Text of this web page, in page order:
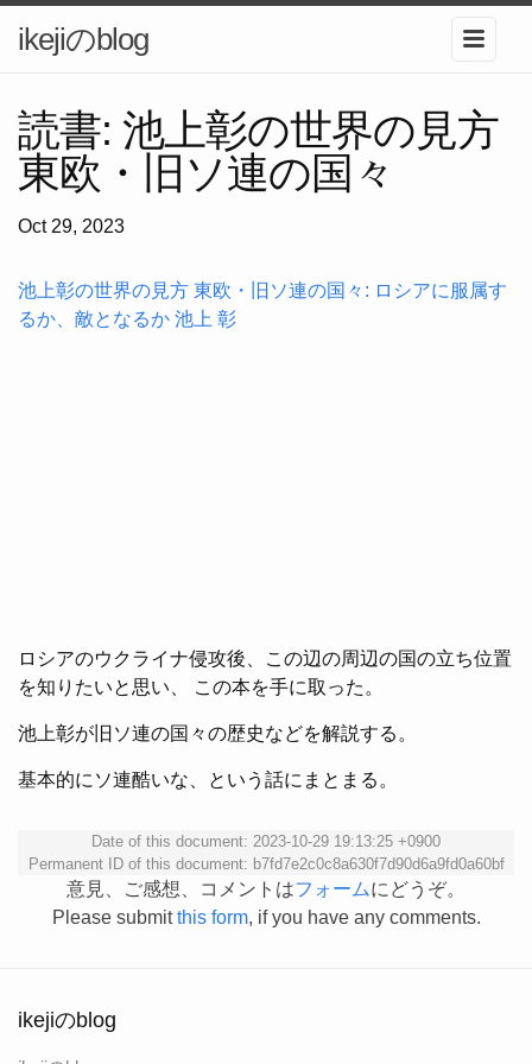
ikejiのblog
読書: 池上彰の世界の見方
東欧・旧ソ連の国々
Oct 29, 2023
池上彰の世界の見方 東欧・旧ソ連の国々: ロシアに服属す
るか、敵となるか 池上 彰
ロシアのウクライナ侵攻後、この辺の周辺の国の立ち位置
を知りたいと思い、 この本を手に取った。
池上彰が旧ソ連の国々の歴史などを解説する。
基本的にソ連酷いな、という話にまとまる。
Date of this document: 2023-10-29 19:13:25 +0900
Permanent ID of this document: b7fd7e2c0c8a630f7d90d6a9fd0a60bf
意見、ご感想、コメントはフォームにどうぞ。
Please submitthis form, if you have any comments.
ikejiのblog